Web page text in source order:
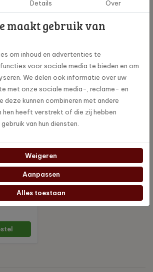
KBG Select Red -
MoccaMaster
269,-adviesprijs
Details Over
maakt gebruik van
om inhoud en advertenties te
voor sociale media te bieden en om
We delen ook informatie over uw
met onze sociale media-, reclame- en
deze kunnen combineren met andere
hen heeft verstrekt of die zij hebben
van hun diensten.
Weigeren
Aanpassen
Alles toestaan